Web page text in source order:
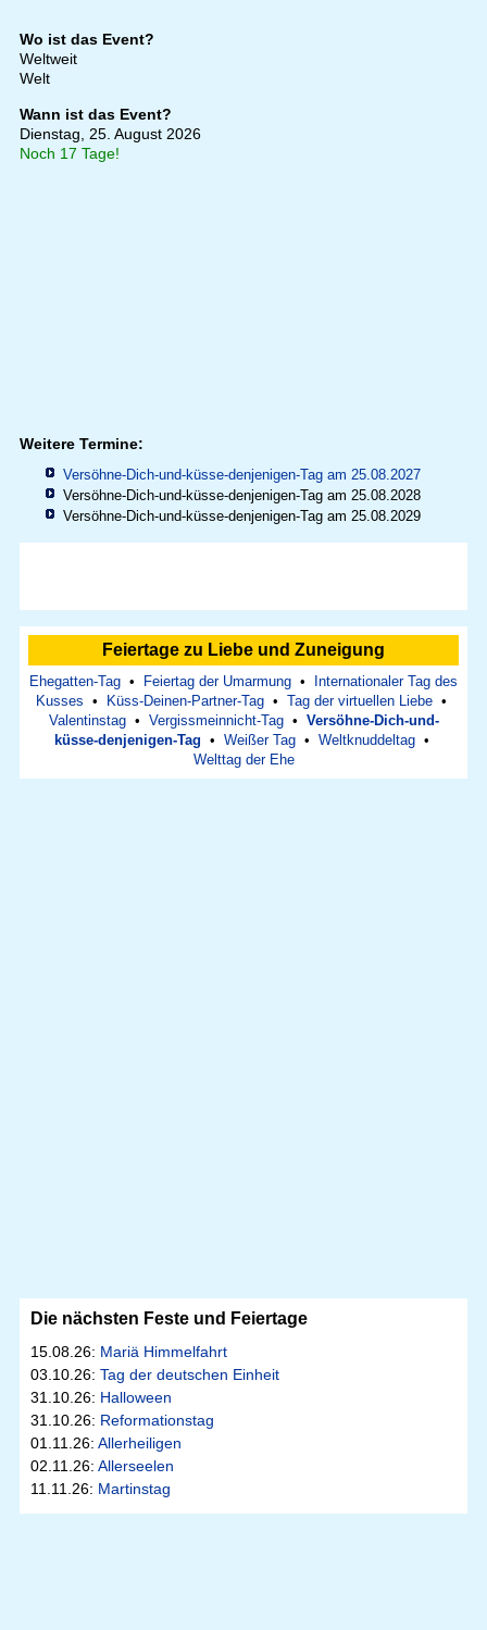
Wo ist das Event?
Weltweit
Welt
Wann ist das Event?
Dienstag, 25. August 2026
Noch 17 Tage!
Weitere Termine:
Versöhne-Dich-und-küsse-denjenigen-Tag am 25.08.2027
Versöhne-Dich-und-küsse-denjenigen-Tag am 25.08.2028
Versöhne-Dich-und-küsse-denjenigen-Tag am 25.08.2029
Feiertage zu Liebe und Zuneigung
Ehegatten-Tag • Feiertag der Umarmung •
Internationaler Tag des
Kusses • Küss-Deinen-Partner-Tag • Tag der virtuellen Liebe •
Valentinstag• Vergissmeinnicht-Tag• Versöhne-Dich-und-
küsse-denjenigen-Tag • Weißer Tag• Weltknuddeltag•
Welttag der Ehe
Die nächsten Feste und Feiertage
15.08.26: Mariä Himmelfahrt
03.10.26: Tag der deutschen Einheit
31.10.26: Halloween
31.10.26: Reformationstag
01.11.26: Allerheiligen
02.11.26: Allerseelen
11.11.26: Martinstag